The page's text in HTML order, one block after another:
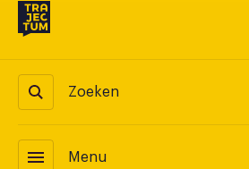
Zoeken
menu Menu